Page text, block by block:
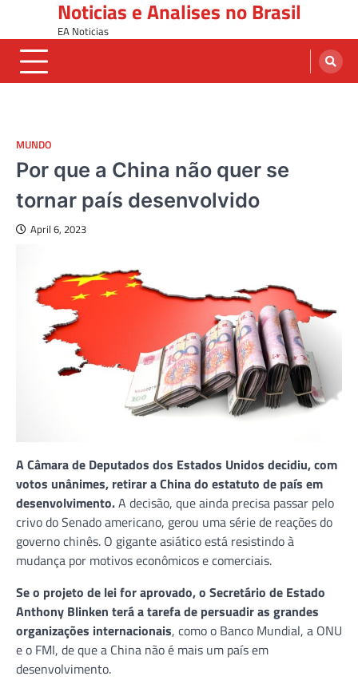
content
Noticias e Analises no Brasil
EA Noticias
MUNDO
Por que a China não quer se
tornar país desenvolvido
April 6, 2023
A Câmara de Deputados dos Estados Unidos decidiu, com
votos unânimes, retirar a China do estatuto de país em
desenvolvimento.A decisão, que ainda precisa passar pelo
crivo do Senado americano, gerou uma série de reações do
governo chinês. O gigante asiático está resistindo à
mudança por motivos econômicos e comerciais.
Se o projeto de lei for aprovado, o Secretário de Estado
Anthony Blinken terá a tarefa de persuadir as grandes
organizações internacionais, como o Banco Mundial, a ONU
e o FMI, de que a China não é mais um país em
desenvolvimento.